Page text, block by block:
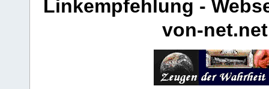
Linkempfehlung -
von-net.net